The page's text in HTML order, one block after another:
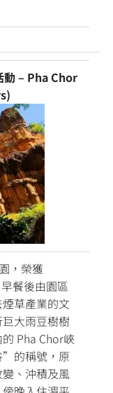
動 – Pha Chor
，榮獲
餐後由園區
草產業的文
大雨豆樹樹
Pha Chor峽
”的稱號，原
、沖積及風